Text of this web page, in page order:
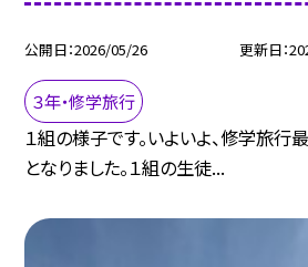
公開日 2026/05/26 更新日
３年・修学旅行
１組の様子です。いよいよ、修学旅行
となりました。１組の生徒...